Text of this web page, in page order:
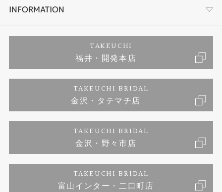
セットリング
婚約ネックレス
エタニティリング
プロポーズサポート
ブランドリスト
ジュエリーリフォーム
福井指輪工房｜手作りペアリング
福井指輪工房｜手作り結婚指輪 and 婚約指輪
福井指輪工房｜手作り婚約指輪 プロポーズプラン
会社概要
お客様の声
INFORMATION
プライバシーポリシー
TAKEUCHI
福井・開発本店
TAKEUCHI BRIDAL
金沢・タテマチ店
TAKEUCHI BRIDAL
金沢・野々市店
TAKEUCHI BRIDAL
富山インター・二口町店